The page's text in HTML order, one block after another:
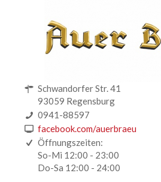
Schwandorfer Str. 41
93059 Regensburg
0941-88597
facebook.com/auerbraeu
Öffnungszeiten:
So-Mi 12:00 - 23:00
Do-Sa 12:00 - 24:00